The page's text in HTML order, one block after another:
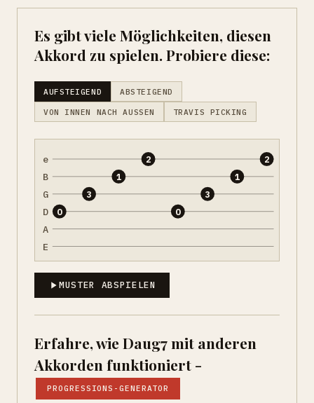
Es gibt viele Möglichkeiten, diesen
Akkord zu spielen. Probiere diese:
AUFSTEIGEND ABSTEIGEND
VON INNEN NACH AUSSEN TRAVIS PICKING
e
B
G
D
A
E
0
3
1
2
0
3
1
2
MUSTER ABSPIELEN
Erfahre, wie Daug7 mit anderen
Akkorden funktioniert -
PROGRESSIONS-GENERATOR